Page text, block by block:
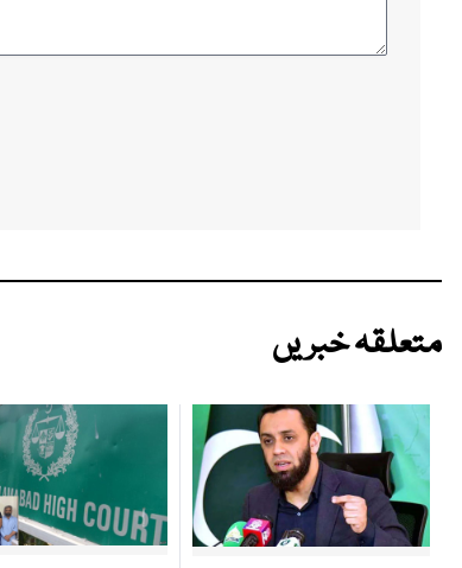
متعلقہ خبریں